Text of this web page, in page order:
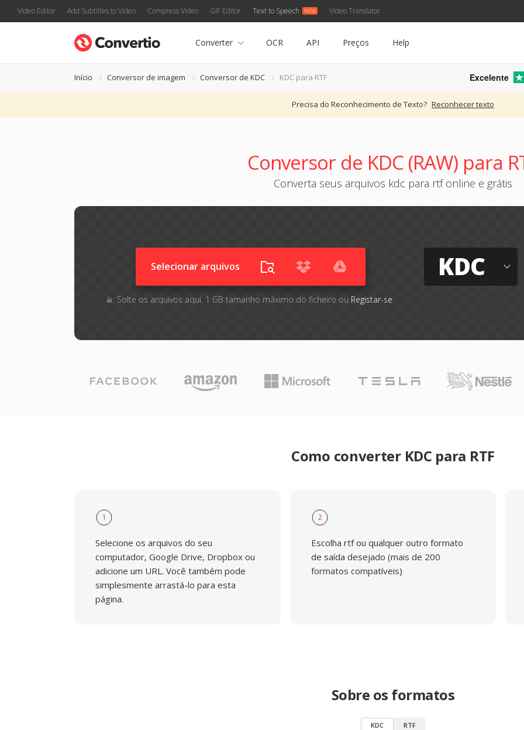
Video Editor Add Subtitles to Video Compress Video GIF Editor Text to Speech Video Translator
Converter OCR API Preços Help
Início Conversor de imagem Conversor de KDC KDC para RTF Excelente
Precisa do Reconhecimento de Texto? Reconhecer texto
Conversor de KDC (RAW) para
Converta seus arquivos kdc para rtf online e grátis
Selecionar arquivos
Solte os arquivos aqui. 1 GB tamanho máximo do ficheiro ou Registar-se
KDC
Como converter KDC para RTF
1
Selecione os arquivos do seu
computador, Google Drive, Dropbox ou
adicione um URL. Você também pode
simplesmente arrastá-lo para esta
página.
2
Escolha rtf ou qualquer outro formato
de saída desejado (mais de 200
formatos compatíveis)
Sobre os formatos
KDC RTF